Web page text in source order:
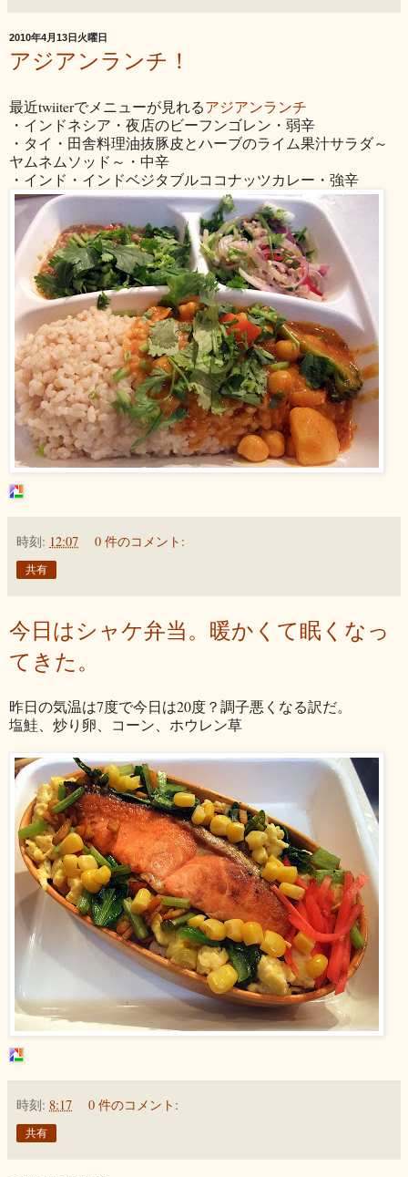
2010年4月13日火曜日
アジアンランチ！
最近twiiterでメニューが見れるアジアンランチ
・インドネシア・夜店のビーフンゴレン・弱辛
・タイ・田舎料理油抜豚皮とハーブのライム果汁サラダ～
ヤムネムソッド～・中辛
・インド・インドベジタブルココナッツカレー・強辛
時刻: 12:07 0 件のコメント:
共有
今日はシャケ弁当。暖かくて眠くなっ
てきた。
昨日の気温は7度で今日は20度？調子悪くなる訳だ。
塩鮭、炒り卵、コーン、ホウレン草
時刻: 8:17 0 件のコメント:
共有